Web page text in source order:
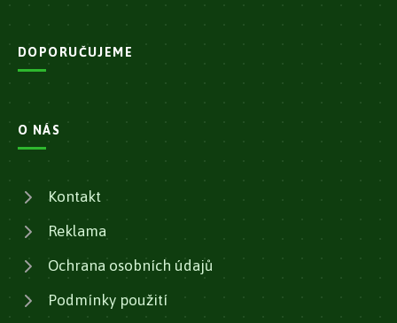
DOPORUČUJEME
O NÁS
Kontakt
Reklama
Ochrana osobních údajů
Podmínky použití